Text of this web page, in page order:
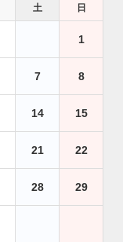
土 日
1
7 8
14 15
21 22
28 29